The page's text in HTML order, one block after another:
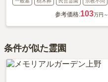
参考価格:103万円～
条件が似た霊園